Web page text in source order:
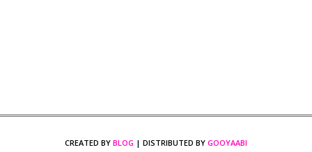
CREATED BY BLOG | DISTRIBUTED BY GOOYAABI